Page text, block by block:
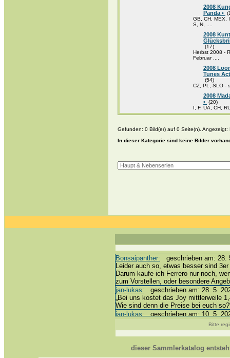
2008
Panda •
GB, CH, MEX,
S, N, ....
2008
(17)
Herbst 2008 -
Februar ....
2008
Tunes
(54)
CZ, PL, SLO -
2008
• (20)
I, F, UA, CH,
Gefunden: 0 Bild(er) auf 0 Seite(n). Angezeigt:
In dieser Kategorie sind keine Bilder
Bonsaipanther: geschrieben am: 28.
Leider auch so, etwas besser sind
Darum kaufe ich Ferrero nur noch,
zum Vorstellen, oder besondere
jan-lukas: geschrieben am: 28. 5.
„Bei uns kostet das Joy mittlerweile
Wie sind denn die Preise bei euch
jan-lukas:geschrieben am: 10. 5.
Bonsaipanther:geschrieben am: 10.
@ Harald
https://www.ue-ei-portal-
Dein Enkel sollte zur Strafe die
Bitte
dieser Sammlerkatalog